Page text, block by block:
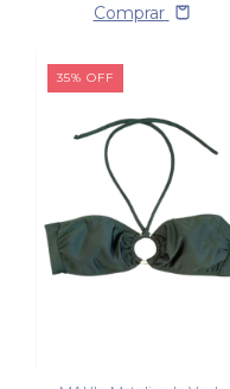
Comprar
35% OFF